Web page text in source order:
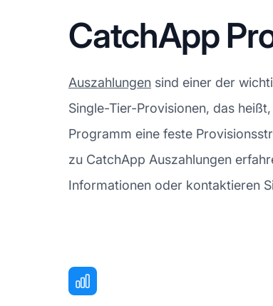
CatchApp
Auszahlungen sind einer der
Single-Tier-Provisionen, das
Programm eine feste
zu CatchApp Auszahlungen
Informationen oder kontaktieren